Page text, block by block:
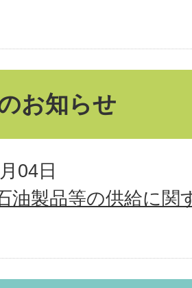
お知らせ
04日
油製品等の供給に関